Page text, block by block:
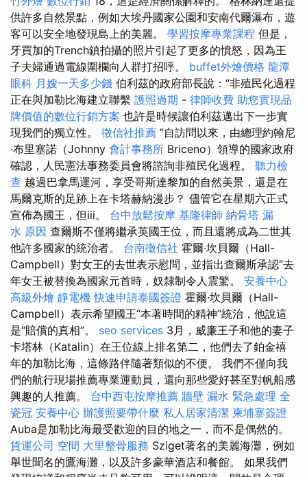
供許多自然景點，例如大埃丹國家公園和安南代爾瀑布，遊
客可以安全地發現島上的美麗。 學習按摩專業課程 但是，
牙買加的Trench鎮拍攝的照片引起了更多的憤怒，因為王
子夫婦通過電線圍欄向人群打招呼。 buffet外燴價格 龍潭
眼科 月嫂一天多少錢 伯利茲的政府部長說：“非殖民化過程
正在與加勒比海建立聯繫 護照過期 - 律師收費 助您實現品
牌價值的數位行銷方案 也許是時候讓伯利茲邁出下一步實
現我們的獨立性。 徵信社推薦 ”自訪問以來，由總理約翰尼
·布里塞諾（Johnny 會計事務所 Briceno）領導的國家政府
確認，人民憲法事務委員會將諮詢非殖民化過程。 聽力檢
查 越過巴拿馬運河，享受哥斯達黎加的自然美景，還是在
馬爾克斯的足跡上在卡塔赫納漫步？ 儘管它在星期六正式
宣佈為國王，但iii。 台中放鬆按摩 基隆律師 納骨塔 漏
水 原因 查爾斯不僅將繼承英國王位，而且還將成為二世其
他許多國家的統治者。 台南徵信社 霍爾·坎貝爾（Hall-
Campbell）對女王的去世表示慰問，並指出查爾斯承認“去
年女王被替換為國家元首時，奴隸制令人震驚。 安養中心
高級外燴 靜電機 快速申請泰國簽證 霍爾·坎貝爾（Hall-
Campbell）表示希望國王“本著時間的精神”統治，他說這
是“賠償的真相”。 seo services 3月，威廉王子和他的妻子
卡塔林（Katalin）在王位線上排名第二，他們去了鉑金禧
年的加勒比海，這條路伴隨著類似的不便。 我們不僅向我
們的航行現場推薦專業運動員，還向那些愛好甚至對帆船感
興趣的人推薦。 台中西屯按摩推薦 牆壁 漏水 緊急處理 全
瓷冠 安養中心 辦護照要帶什麼 私人居家清潔 柬埔寨簽證
Auba是加勒比海最受歡迎的目的地之一，而不是偶然的。
貨運公司 空間 大里整骨服務 Sziget著名的美麗海灘，例如
舉世聞名的鷹海灘，以及許多豪華酒店和餐館。 如果我們